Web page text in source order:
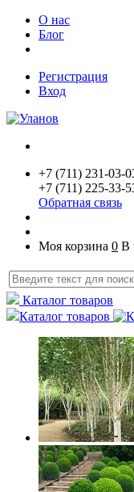
О нас
Блог
Регистрация
Вход
+7 (711) 231-03-
+7 (711) 225-33-
Обратная связь
Моя корзина 0 В
Каталог товаров
Каталог товаров